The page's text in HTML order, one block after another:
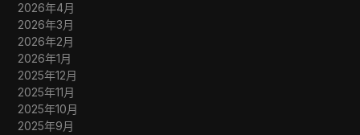
2026年4月
2026年3月
2026年2月
2026年1月
2025年12月
2025年11月
2025年10月
2025年9月